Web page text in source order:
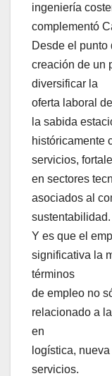
ingeniería
complementó
Desde el punto
creación de un
diversificar la
oferta laboral
la sabida
históricamente
servicios,
en sectores
asociados al
sustentabilidad.
Y es que el
significativa la
términos
de empleo no
relacionado a
en
logística,
servicios.